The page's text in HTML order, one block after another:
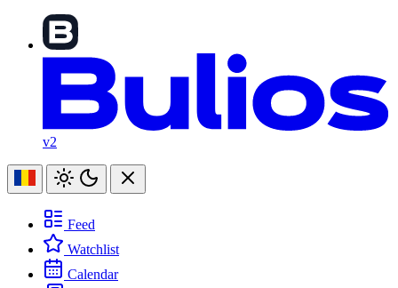
v2
Feed
Watchlist
Calendar